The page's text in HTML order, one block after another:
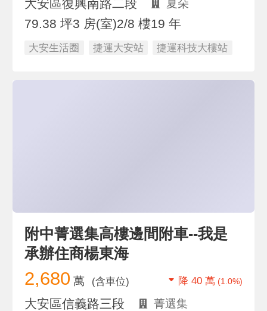
大安區復興南路二段 夏朵
79.38 坪3 房(室)2/8 樓19 年
大安生活圈 捷運大安站 捷運科技大樓站
附中菁選集高樓邊間附車--我是
承辦住商楊東海
2,680 萬 (含車位) 降 40 萬 (1.0%)
大安區信義路三段 菁選集